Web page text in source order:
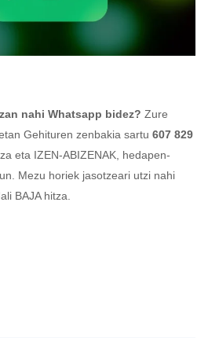
nahi Whatsapp bidez? Zure
Gehituren zenbakia sartu 607 829
eta IZEN-ABIZENAK, hedapen-
Mezu horiek jasotzeari utzi nahi
BAJA hitza.